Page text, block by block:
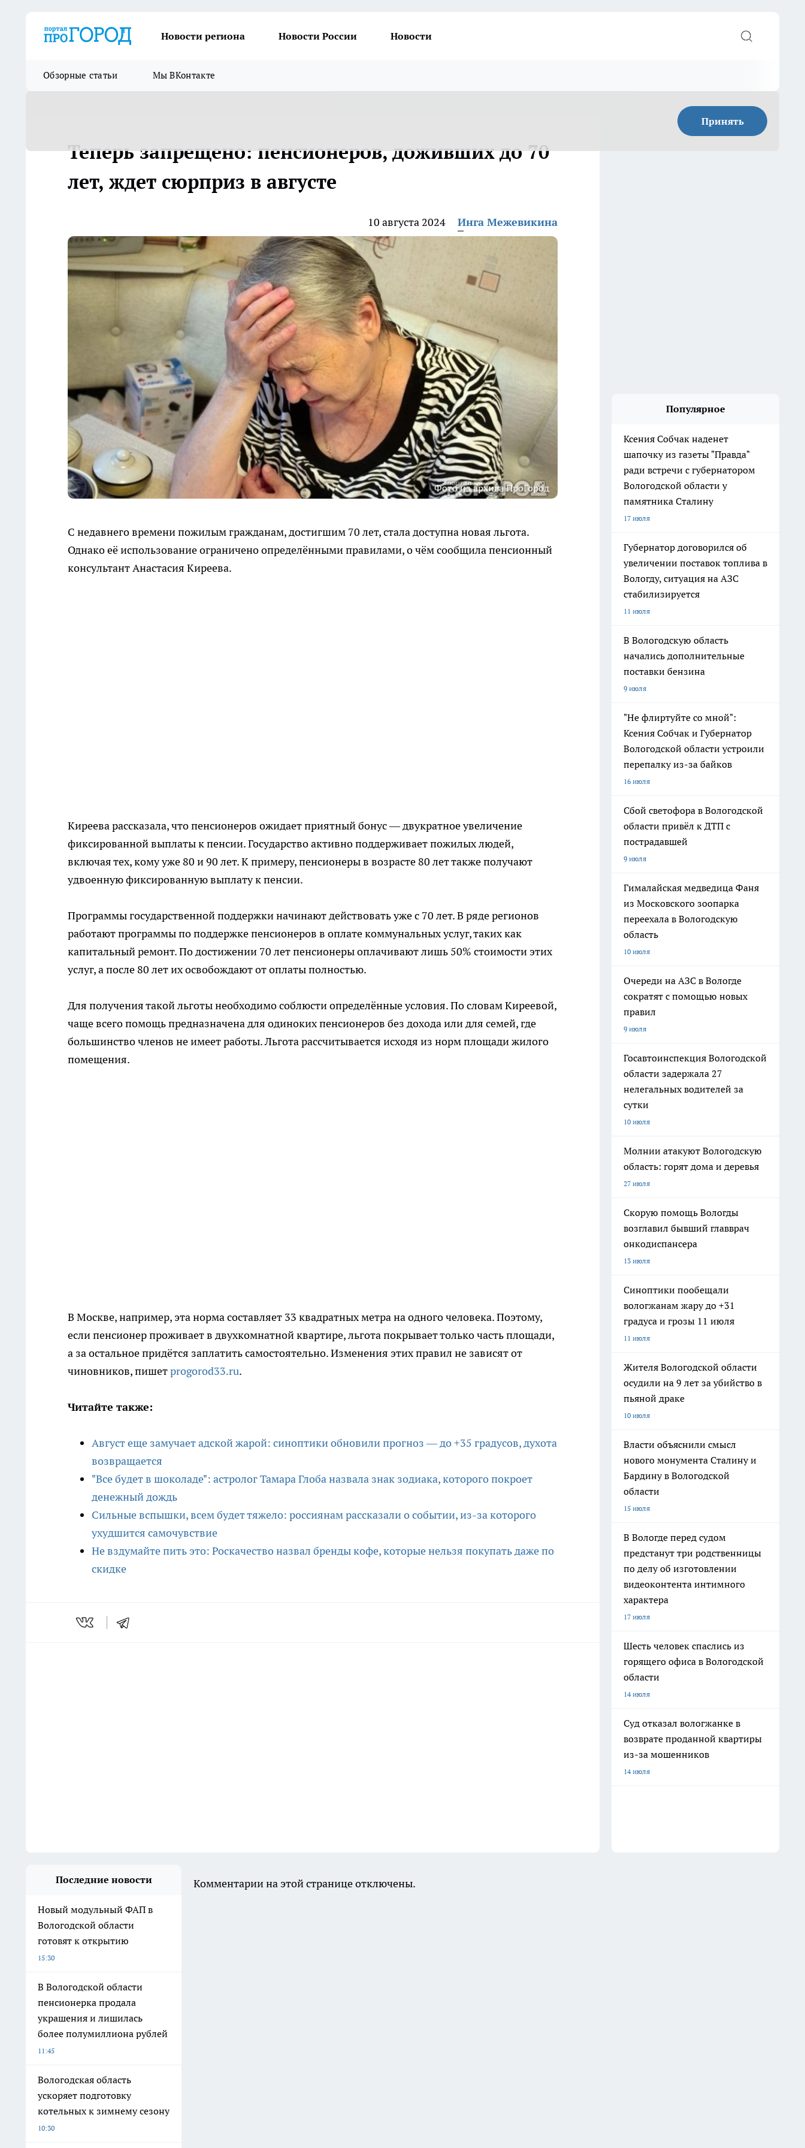
Новости региона Новости России Новости
Обзорные статьи Мы ВКонтакте
Принять
Теперь запрещено: пенсионеров, доживших до 70
лет, ждет сюрприз в августе
10 августа 2024 Инга Межевикина
Фото из архива ПроГород
С недавнего времени пожилым гражданам, достигшим 70 лет, стала доступна новая льгота.
Однако её использование ограничено определёнными правилами, о чём сообщила пенсионный
консультант Анастасия Киреева.
Киреева рассказала, что пенсионеров ожидает приятный бонус — двукратное увеличение
фиксированной выплаты к пенсии. Государство активно поддерживает пожилых людей,
включая тех, кому уже 80 и 90 лет. К примеру, пенсионеры в возрасте 80 лет также получают
удвоенную фиксированную выплату к пенсии.
Программы государственной поддержки начинают действовать уже с 70 лет. В ряде регионов
работают программы по поддержке пенсионеров в оплате коммунальных услуг, таких как
капитальный ремонт. По достижении 70 лет пенсионеры оплачивают лишь 50% стоимости этих
услуг, а после 80 лет их освобождают от оплаты полностью.
Для получения такой льготы необходимо соблюсти определённые условия. По словам Киреевой,
чаще всего помощь предназначена для одиноких пенсионеров без дохода или для семей, где
большинство членов не имеет работы. Льгота рассчитывается исходя из норм площади жилого
помещения.
В Москве, например, эта норма составляет 33 квадратных метра на одного человека. Поэтому,
если пенсионер проживает в двухкомнатной квартире, льгота покрывает только часть площади,
а за остальное придётся заплатить самостоятельно. Изменения этих правил не зависят от
чиновников, пишетprogorod33.ru.
Читайте также:
Август еще замучает адской жарой: синоптики обновили прогноз — до +35 градусов, духота
возвращается
"Все будет в шоколаде": астролог Тамара Глоба назвала знак зодиака, которого покроет
денежный дождь
Сильные вспышки, всем будет тяжело: россиянам рассказали о событии, из-за которого
ухудшится самочувствие
Не вздумайте пить это: Роскачество назвал бренды кофе, которые нельзя покупать даже по
скидке
Популярное
Ксения Собчак наденет
шапочку из газеты "Правда"
ради встречи с губернатором
Вологодской области у
памятника Сталину
17 июля
Губернатор договорился об
увеличении поставок топлива в
Вологду, ситуация на АЗС
стабилизируется
11 июля
В Вологодскую область
начались дополнительные
поставки бензина
9 июля
"Не флиртуйте со мной":
Ксения Собчак и Губернатор
Вологодской области устроили
перепалку из-за байков
16 июля
Сбой светофора в Вологодской
области привёл к ДТП с
пострадавшей
9 июля
Гималайская медведица Фаня
из Московского зоопарка
переехала в Вологодскую
область
10 июля
Очереди на АЗС в Вологде
сократят с помощью новых
правил
9 июля
Госавтоинспекция Вологодской
области задержала 27
нелегальных водителей за
сутки
10 июля
Молнии атакуют Вологодскую
область: горят дома и деревья
27 июля
Скорую помощь Вологды
возглавил бывший главврач
онкодиспансера
13 июля
Синоптики пообещали
вологжанам жару до +31
градуса и грозы 11 июля
11 июля
Жителя Вологодской области
осудили на 9 лет за убийство в
пьяной драке
10 июля
Власти объяснили смысл
нового монумента Сталину и
Бардину в Вологодской
области
15 июля
В Вологде перед судом
предстанут три родственницы
по делу об изготовлении
видеоконтента интимного
характера
17 июля
Шесть человек спаслись из
горящего офиса в Вологодской
области
14 июля
Суд отказал вологжанке в
возврате проданной квартиры
из-за мошенников
14 июля
Последние новости
Новый модульный ФАП в
Вологодской области
готовят к открытию
15:30
В Вологодской области
пенсионерка продала
украшения и лишилась
более полумиллиона рублей
11:45
Вологодская область
ускоряет подготовку
котельных к зимнему сезону
10:30
Комментарии на этой странице отключены.